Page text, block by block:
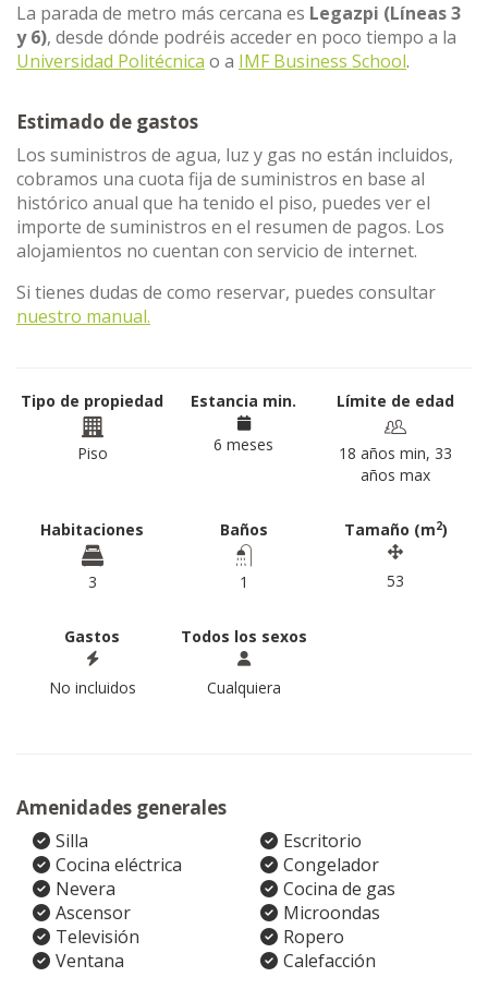
La parada de metro más cercana es Legazpi (Líneas 3
y 6), desde dónde podréis acceder en poco tiempo a la
Universidad Politécnica o a IMF Business School.
Estimado de gastos
Los suministros de agua, luz y gas no están incluidos,
cobramos una cuota fija de suministros en base al
histórico anual que ha tenido el piso, puedes ver el
importe de suministros en el resumen de pagos. Los
alojamientos no cuentan con servicio de internet.
Si tienes dudas de como reservar, puedes consultar
nuestro manual.
Tipo de propiedad
Piso
Estancia min.
6 meses
Límite de edad
18 años min, 33
años max
Habitaciones
3
Baños
1
Tamaño (m2)
53
Gastos
No incluidos
Todos los sexos
Cualquiera
Amenidades generales
Silla
Escritorio
Cocina eléctrica
Congelador
Nevera
Cocina de gas
Ascensor
Microondas
Televisión
Ropero
Ventana
Calefacción